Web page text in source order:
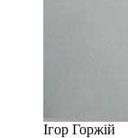
Ігор Горжій